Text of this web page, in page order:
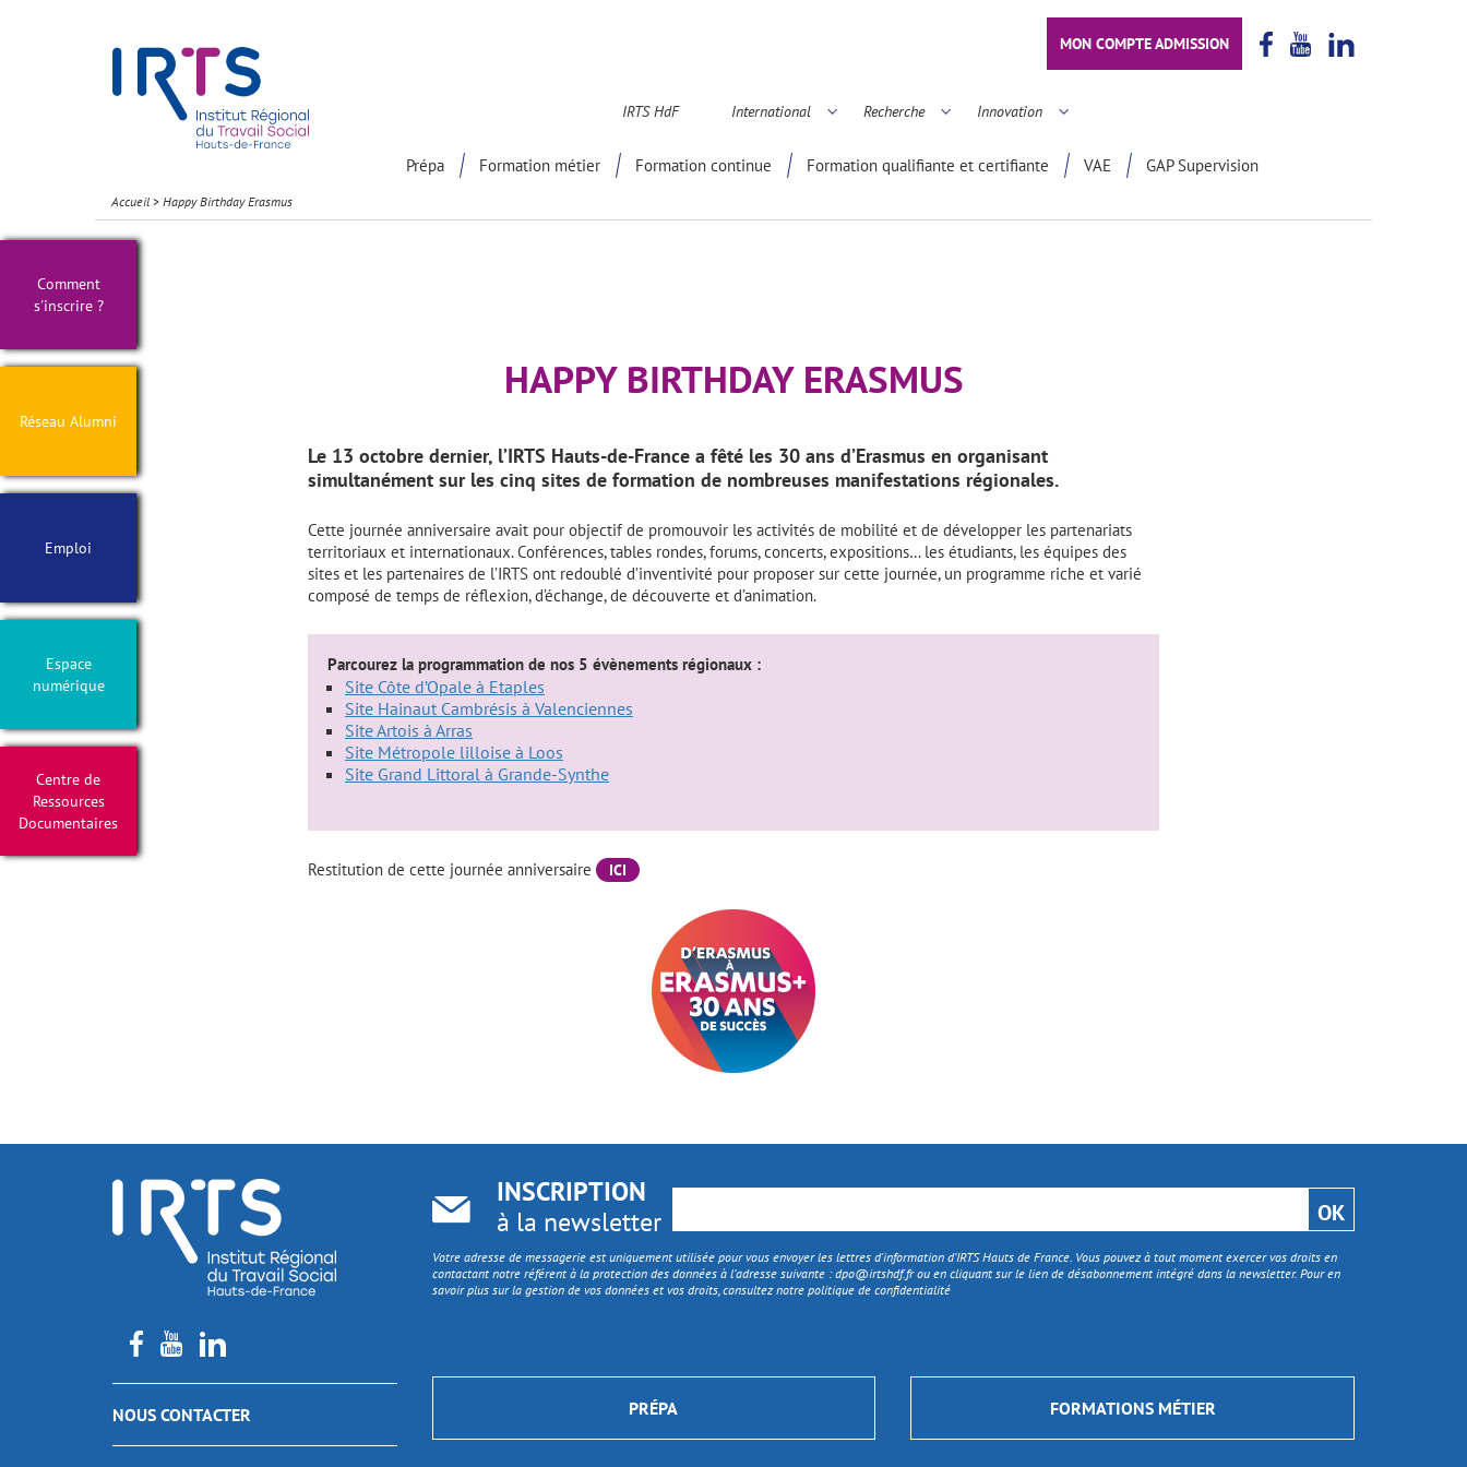
MON COMPTE ADMISSION
IRTS HdF International Recherche Innovation
Prépa Formation métier Formation continue Formation qualifiante et certifiante VAE GAP Supervision
Comment
s'inscrire ?
Réseau Alumni
Emploi
Espace
numérique
Centre de
Ressources
Documentaires
Accueil > Happy Birthday Erasmus
HAPPY BIRTHDAY ERASMUS
Le 13 octobre dernier, l’IRTS Hauts-de-France a fêté les 30 ans d’Erasmus en organisant
simultanément sur les cinq sites de formation de nombreuses manifestations régionales.
Cette journée anniversaire avait pour objectif de promouvoir les activités de mobilité et de développer les partenariats
territoriaux et internationaux. Conférences, tables rondes, forums, concerts, expositions… les étudiants, les équipes des
sites et les partenaires de l’IRTS ont redoublé d’inventivité pour proposer sur cette journée, un programme riche et varié
composé de temps de réflexion, d’échange, de découverte et d’animation.
Parcourez la programmation de nos 5 évènements régionaux :
Site Côte d’Opale à Etaples
Site Hainaut Cambrésis à Valenciennes
Site Artois à Arras
Site Métropole lilloise à Loos
Site Grand Littoral à Grande-Synthe
Restitution de cette journée anniversaire ICI
NOUS CONTACTER
INSCRIPTION
à la newsletter
Votre adresse de messagerie est uniquement utilisée pour vous envoyer les lettres d'information d’IRTS Hauts de France. Vous pouvez à tout moment exercer vos droits en
contactant notre référent à la protection des données à l’adresse suivante :dpo@irtshdf.frou en cliquant sur le lien de désabonnement intégré dans la newsletter. Pour en
savoir plus sur la gestion de vos données et vos droits, consultez notre politique de confidentialité
PRÉPA FORMATIONS MÉTIER